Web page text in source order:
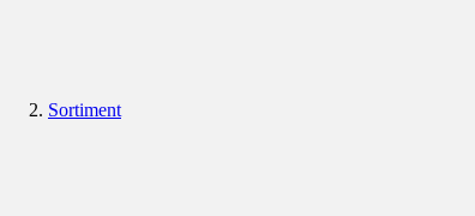
Sortiment